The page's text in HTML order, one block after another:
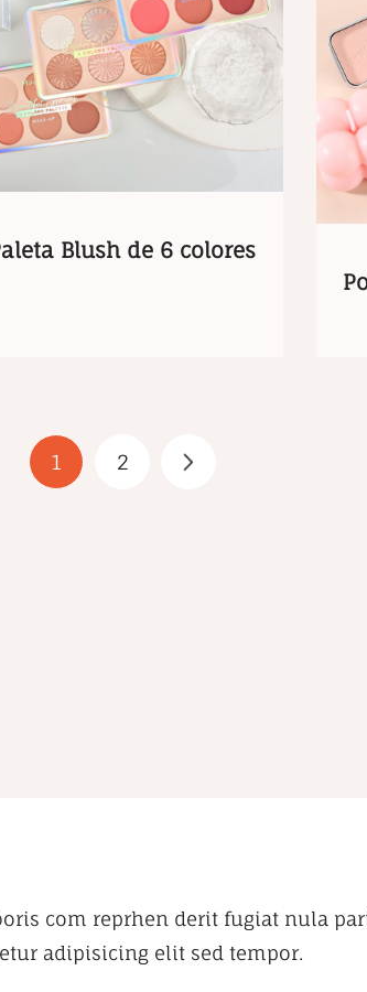
Blush de 6 colores
1 2
com reprhen derit fugiat nula
adipisicing elit sed tempor.